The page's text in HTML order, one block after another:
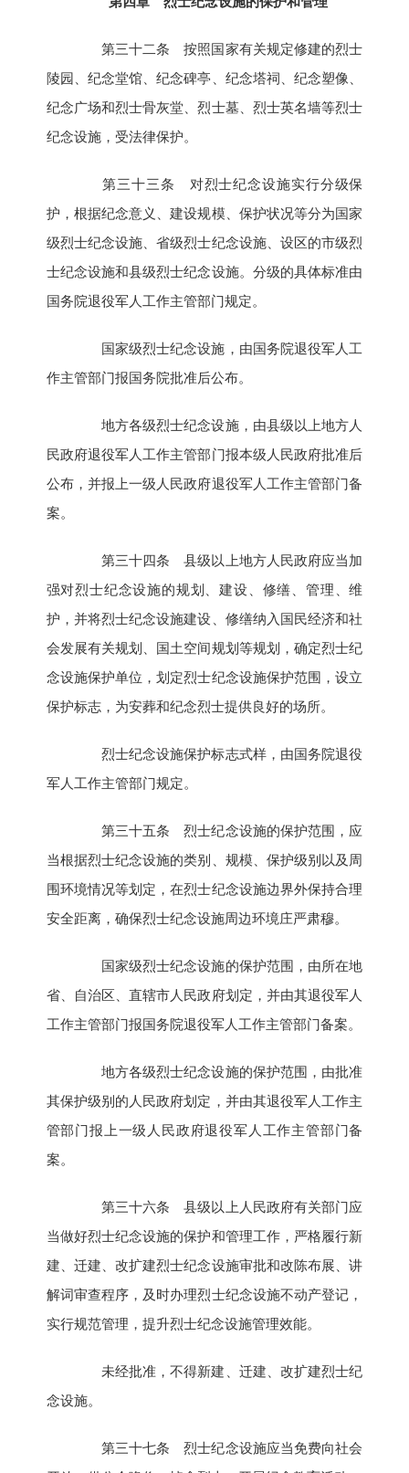
第三十二条 按照国家有关规定修建的烈士
陵园、纪念堂馆、纪念碑亭、纪念塔祠、纪念塑像、
纪念广场和烈士骨灰堂、烈士墓、烈士英名墙等烈士
纪念设施，受法律保护。
第三十三条 对烈士纪念设施实行分级保
护，根据纪念意义、建设规模、保护状况等分为国家
级烈士纪念设施、省级烈士纪念设施、设区的市级烈
士纪念设施和县级烈士纪念设施。分级的具体标准由
国务院退役军人工作主管部门规定。
国家级烈士纪念设施，由国务院退役军人工
作主管部门报国务院批准后公布。
地方各级烈士纪念设施，由县级以上地方人
民政府退役军人工作主管部门报本级人民政府批准后
公布，并报上一级人民政府退役军人工作主管部门备
案。
第三十四条 县级以上地方人民政府应当加
强对烈士纪念设施的规划、建设、修缮、管理、维
护，并将烈士纪念设施建设、修缮纳入国民经济和社
会发展有关规划、国土空间规划等规划，确定烈士纪
念设施保护单位，划定烈士纪念设施保护范围，设立
保护标志，为安葬和纪念烈士提供良好的场所。
烈士纪念设施保护标志式样，由国务院退役
军人工作主管部门规定。
第三十五条 烈士纪念设施的保护范围，应
当根据烈士纪念设施的类别、规模、保护级别以及周
围环境情况等划定，在烈士纪念设施边界外保持合理
安全距离，确保烈士纪念设施周边环境庄严肃穆。
国家级烈士纪念设施的保护范围，由所在地
省、自治区、直辖市人民政府划定，并由其退役军人
工作主管部门报国务院退役军人工作主管部门备案。
地方各级烈士纪念设施的保护范围，由批准
其保护级别的人民政府划定，并由其退役军人工作主
管部门报上一级人民政府退役军人工作主管部门备
案。
第三十六条 县级以上人民政府有关部门应
当做好烈士纪念设施的保护和管理工作，严格履行新
建、迁建、改扩建烈士纪念设施审批和改陈布展、讲
解词审查程序，及时办理烈士纪念设施不动产登记，
实行规范管理，提升烈士纪念设施管理效能。
未经批准，不得新建、迁建、改扩建烈士纪
念设施。
第三十七条 烈士纪念设施应当免费向社会